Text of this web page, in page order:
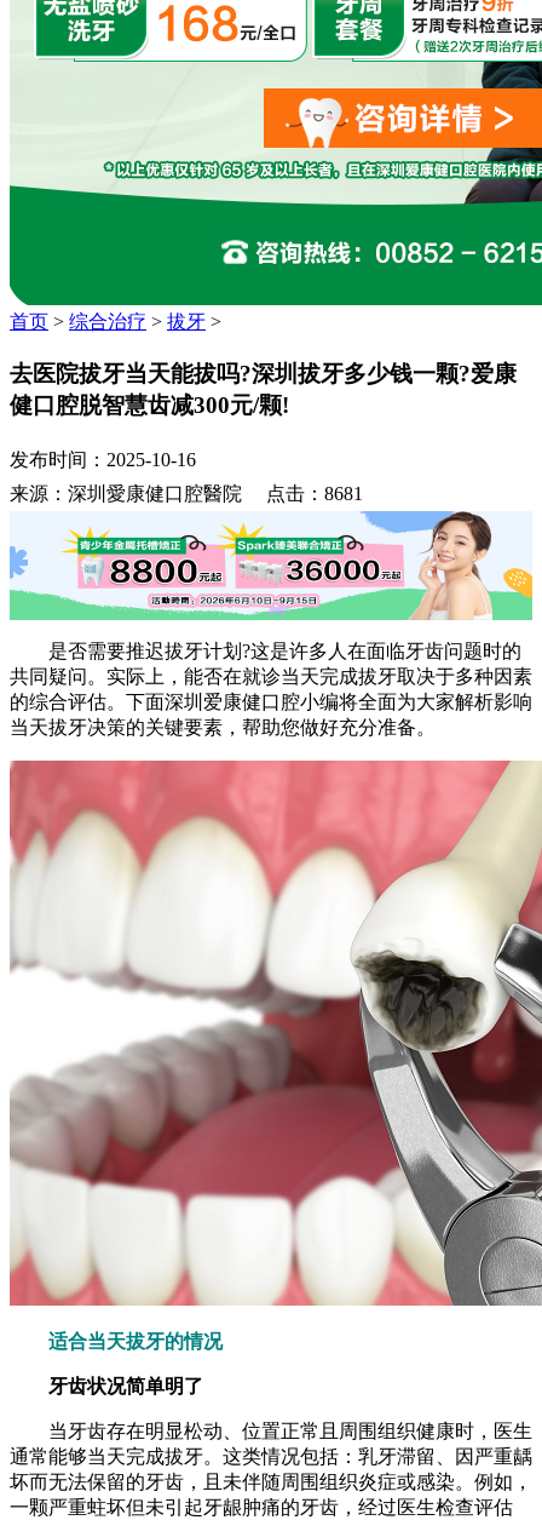
首页 > 综合治疗 > 拔牙 >
去医院拔牙当天能拔吗?深圳拔牙多少钱一颗?爱康
健口腔脱智慧齿减300元/颗!
发布时间：2025-10-16
来源：深圳愛康健口腔醫院 点击：8681
是否需要推迟拔牙计划?这是许多人在面临牙齿问题时的
共同疑问。实际上，能否在就诊当天完成拔牙取决于多种因素
的综合评估。下面深圳爱康健口腔小编将全面为大家解析影响
当天拔牙决策的关键要素，帮助您做好充分准备。
适合当天拔牙的情况
牙齿状况简单明了
当牙齿存在明显松动、位置正常且周围组织健康时，医生
通常能够当天完成拔牙。这类情况包括：乳牙滞留、因严重龋
坏而无法保留的牙齿，且未伴随周围组织炎症或感染。例如，
一颗严重蛀坏但未引起牙龈肿痛的牙齿，经过医生检查评估